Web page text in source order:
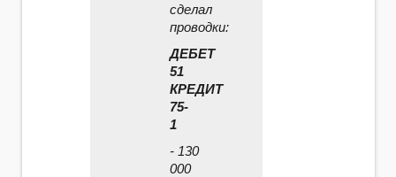
сделал
проводки:
ДЕБЕТ
51
КРЕДИТ
75-
1
- 130
000